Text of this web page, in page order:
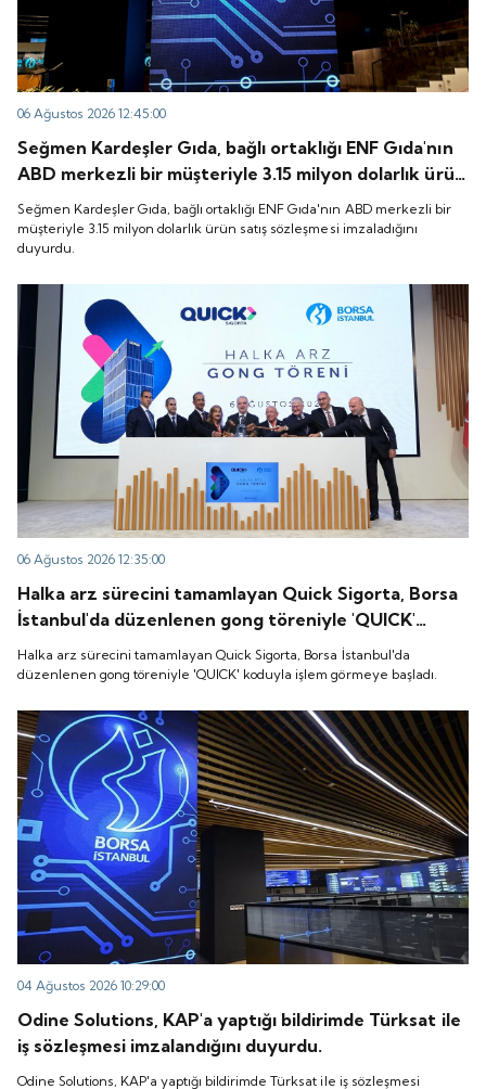
06 Ağustos 2026 12:45:00
Seğmen Kardeşler Gıda, bağlı ortaklığı ENF Gıda'nın
ABD merkezli bir müşteriyle 3.15 milyon dolarlık ürün
satış sözleşmesi imzaladığını duyurdu.
Seğmen Kardeşler Gıda, bağlı ortaklığı ENF Gıda'nın ABD merkezli bir
müşteriyle 3.15 milyon dolarlık ürün satış sözleşmesi imzaladığını
duyurdu.
06 Ağustos 2026 12:35:00
Halka arz sürecini tamamlayan Quick Sigorta, Borsa
İstanbul'da düzenlenen gong töreniyle 'QUICK'
koduyla işlem görmeye başladı.
Halka arz sürecini tamamlayan Quick Sigorta, Borsa İstanbul'da
düzenlenen gong töreniyle 'QUICK' koduyla işlem görmeye başladı.
04 Ağustos 2026 10:29:00
Odine Solutions, KAP'a yaptığı bildirimde Türksat ile
iş sözleşmesi imzalandığını duyurdu.
Odine Solutions, KAP'a yaptığı bildirimde Türksat ile iş sözleşmesi